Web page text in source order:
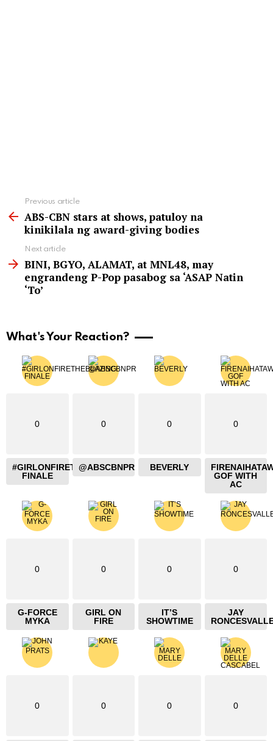
more
Previous article
ABS-CBN stars at shows, patuloy na
kinikilala ng award-giving bodies
Next article
BINI, BGYO, ALAMAT, at MNL48, may
engrandeng P-Pop pasabog sa ‘ASAP Natin
‘To’
What's Your Reaction?
0
#GIRLONFIRETHEBLAZING
FINALE
0
@ABSCBNPR
0
BEVERLY
0
GOF WITH
AC
0
G-FORCE
MYKA
0
GIRL ON
FIRE
0
IT’S
SHOWTIME
0
JAY
0 0 0 0